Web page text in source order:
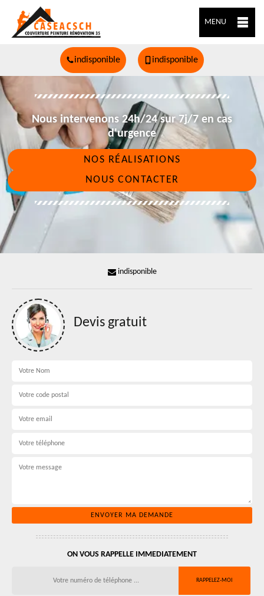
MENU
indisponible indisponible
Nous intervenons 24h/24 sur 7j/7 en cas
d'urgence
NOS RÉALISATIONS
NOUS CONTACTER
indisponible
Devis gratuit
ON VOUS RAPPELLE IMMEDIATEMENT